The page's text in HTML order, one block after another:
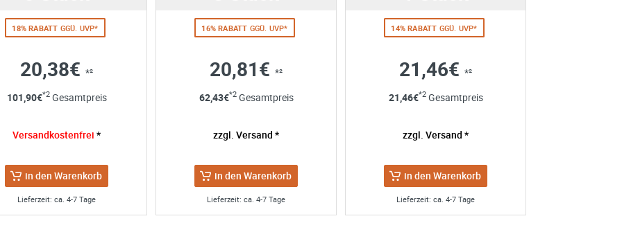
abgeschlossener Bearbeitung Ihrer Anfrage gelöscht. Sie können Ihre Einwilligung jederzeit für
18% RABATT GGÜ. UVP*
20,38€ *²
101,90€*2Gesamtpreis
Versandkostenfrei *
in den Warenkorb
Lieferzeit: ca. 4-7 Tage
16% RABATT GGÜ. UVP*
20,81€ *²
62,43€*2Gesamtpreis
zzgl. Versand *
in den Warenkorb
Lieferzeit: ca. 4-7 Tage
14% RABATT GGÜ. UVP*
21,46€ *²
21,46€*2Gesamtpreis
zzgl. Versand *
in den Warenkorb
Lieferzeit: ca. 4-7 Tage